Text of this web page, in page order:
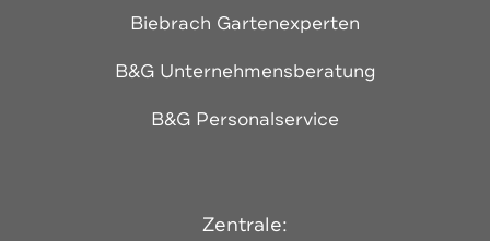
Biebrach Gartenexperten
B&G Unternehmensberatung
B&G Personalservice
Zentrale: